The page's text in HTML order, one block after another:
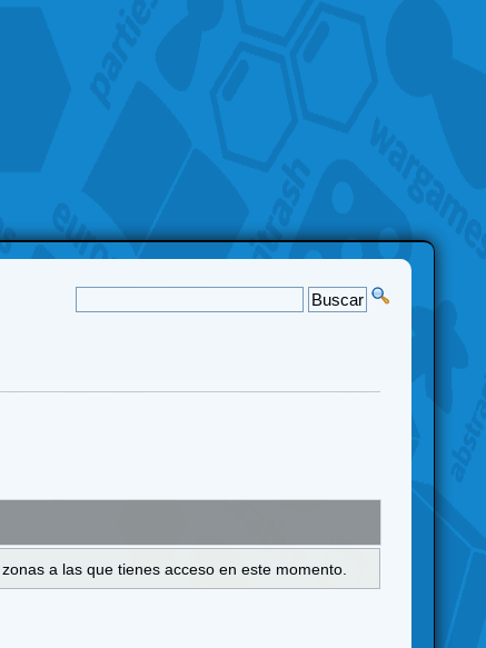
a las que tienes acceso en este momento.